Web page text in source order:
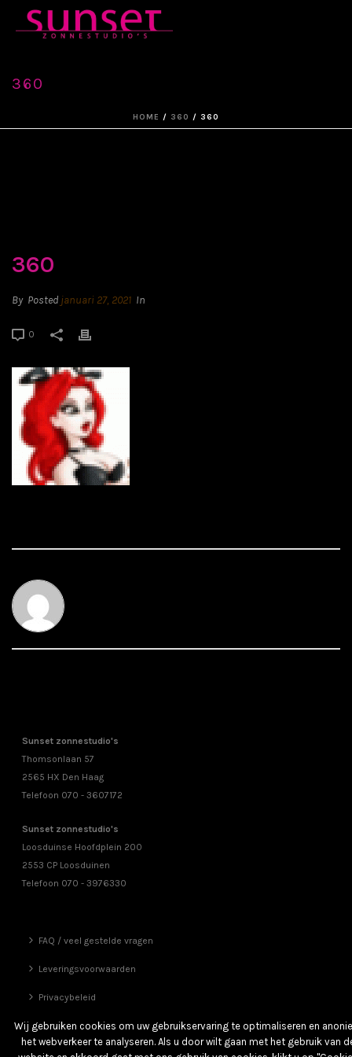
360
HOME / 360 / 360
360
By Posted januari 27, 2021 In
0
Sunset zonnestudio's
Thomsonlaan 57
2565 HX Den Haag
Telefoon 070 - 3607172
Sunset zonnestudio's
Loosduinse Hoofdplein 200
2553 CP Loosduinen
Telefoon 070 - 3976330
FAQ / veel gestelde vragen
Leveringsvoorwaarden
Privacybeleid
Vrienden
Wij gebruiken cookies om uw gebruikservaring te optimaliseren en
het webverkeer te analyseren. Als u door wilt gaan met het gebruik van